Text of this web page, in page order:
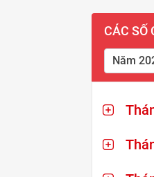
CÁC SỐ
Năm